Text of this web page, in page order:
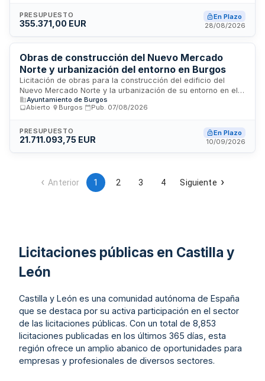
peatones con movilidad reducida, personas mayores e
infantes. Las obras incluyen acondicionamiento de
señalización accesible y otras mejoras que garanticen la
seguridad y comodidad en desplazamientos peatonales. El
importe de adjudicación es de 355.371 euros.
PRESUPUESTO
355.371,00 EUR
En Plazo
28/08/2026
Obras de construcción del Nuevo Mercado
Norte y urbanización del entorno en Burgos
Licitación de obras para la construcción del edificio del
Nuevo Mercado Norte y la urbanización de su entorno en el
Área de Intervención AI-34.03 de Burgos. El contrato,
convocado mediante procedimiento abierto, incluye la
mercado cubierto y las obras de urbanización adyacentes,
ambos redactados por la UTE AU-AJO La Plaza Cubierta. Se
Ayuntamiento de Burgos
Abierto
Burgos Pub. 07/08/2026
PRESUPUESTO
21.711.093,75 EUR
En Plazo
10/09/2026
Anterior 1 2 3 4 Siguiente
Licitaciones públicas en Castilla y
León
Castilla y León es una comunidad autónoma de España
que se destaca por su activa participación en el sector
de las licitaciones públicas. Con un total de 8,853
licitaciones publicadas en los últimos 365 días, esta
región ofrece un amplio abanico de oportunidades para
empresas y profesionales de diversos sectores.